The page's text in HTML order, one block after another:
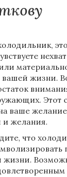
вашей жизни.
Этот
ваше
и желания.
что
жизни.